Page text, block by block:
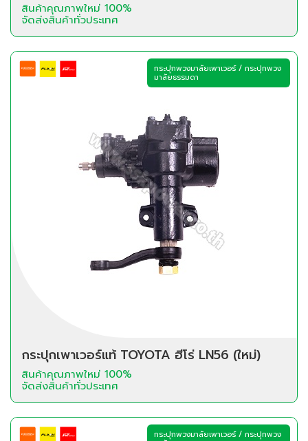
สินค้าคุณภาพใหม่ 100%
จัดส่งสินค้าทั่วประเทศ
กระปุกพวงมาลัยเพาเวอร์ / กระปุกพวง
มาลัยธรรมดา
กระปุกเพาเวอร์แท้ TOYOTA ฮีโร่ LN56 (ใหม่)
สินค้าคุณภาพใหม่ 100%
จัดส่งสินค้าทั่วประเทศ
กระปุกพวงมาลัยเพาเวอร์ / กระปุกพวง